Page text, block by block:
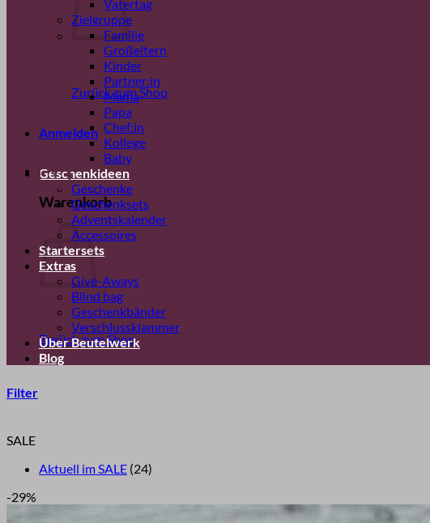
Zurück zum Shop
Anmelden
0
Warenkorb
Zurück zum Shop
Vatertag
Zielgruppe
Familie
Großeltern
Kinder
Partner:in
Mama
Papa
Chef:in
Kollege
Baby
Geschenkideen
Geschenke
Geschenksets
Adventskalender
Accessoires
Startersets
Extras
Give-Aways
Blind bag
Geschenkbänder
Verschlussklammer
Über Beutelwerk
Blog
Filter
SALE
Aktuell im SALE (24)
-29%